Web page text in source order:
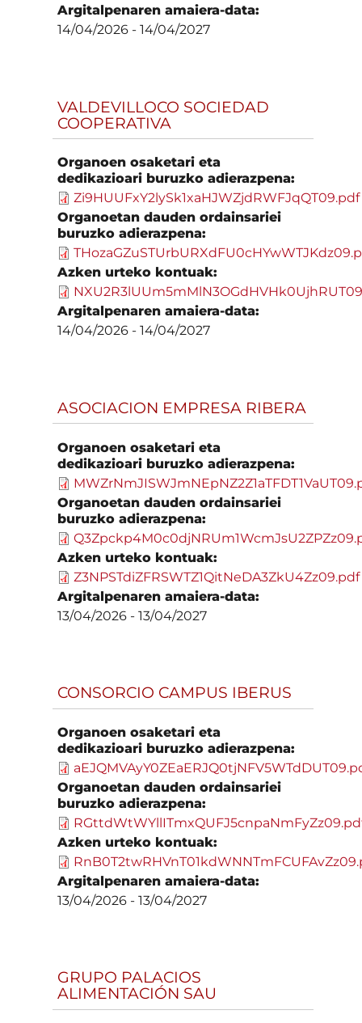
Argitalpenaren amaiera-data:
14/04/2026 -14/04/2027
VALDEVILLOCO SOCIEDAD
COOPERATIVA
Organoen osaketari eta
dedikazioari buruzko adierazpena:
Zi9HUUFxY2lySk1xaHJWZjdRWFJqQT09.pdf
Organoetan dauden ordainsariei
buruzko adierazpena:
Azken urteko kontuak:
Argitalpenaren amaiera-data:
14/04/2026 -14/04/2027
ASOCIACION EMPRESA RIBERA
Organoen osaketari eta
dedikazioari buruzko adierazpena:
Organoetan dauden ordainsariei
buruzko adierazpena:
Azken urteko kontuak:
Z3NPSTdiZFRSWTZ1QitNeDA3ZkU4Zz09.pdf
Argitalpenaren amaiera-data:
13/04/2026 -13/04/2027
CONSORCIO CAMPUS IBERUS
Organoen osaketari eta
dedikazioari buruzko adierazpena:
Organoetan dauden ordainsariei
buruzko adierazpena:
Azken urteko kontuak:
Argitalpenaren amaiera-data:
13/04/2026 -13/04/2027
GRUPO PALACIOS
ALIMENTACIÓN SAU